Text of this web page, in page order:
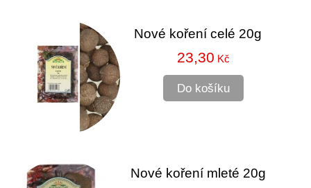
Nové koření celé 20g
23,30 Kč
Do košíku
Nové koření mleté 20g